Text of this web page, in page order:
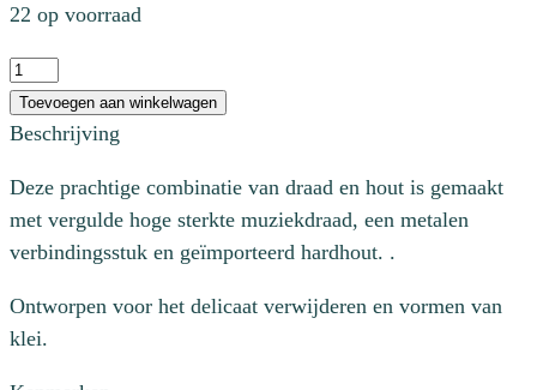
22 op voorraad
Draadmirette
rond
aantal
Toevoegen aan winkelwagen
Beschrijving
Deze prachtige combinatie van draad en hout is gemaakt
met vergulde hoge sterkte muziekdraad, een metalen
verbindingsstuk en geïmporteerd hardhout. .
Ontworpen voor het delicaat verwijderen en vormen van
klei.